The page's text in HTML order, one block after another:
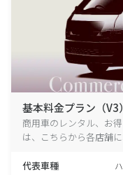
基本料金プラン（V3）
商用車のレンタル、お
は、こちらから各店舗に
代表車種